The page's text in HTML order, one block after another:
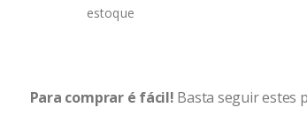
estoque
Para comprar é fácil! Basta seguir estes